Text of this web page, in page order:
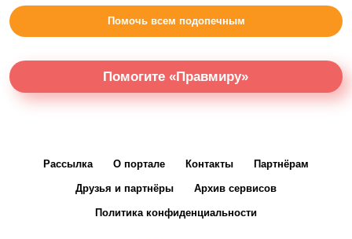
Помочь всем подопечным
Помогите «Правмиру»
Рассылка О портале Контакты Партнёрам
Друзья и партнёры Архив сервисов
Политика конфиденциальности